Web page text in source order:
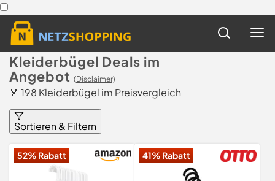
Kleiderbügel Deals im
Angebot (Disclaimer)
🏅 198 Kleiderbügel im Preisvergleich
Sortieren & Filtern
52% Rabatt 41% Rabatt